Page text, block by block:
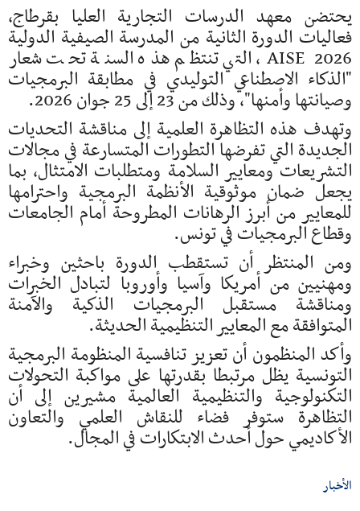
يحتضن معهد الدرسات التجارية العليا بقرطاج،
فعاليات الدورة الثانية من المدرسة الصيفية الدولية
AISE 2026، التي تنتظم هذه السنة تحت شعار
"الذكاء الاصطناعي التوليدي في مطابقة البرمجيات
وصيانتها وأمنها"، وذلك من 23 إلى 25 جوان 2026.
وتهدف هذه التظاهرة العلمية إلى مناقشة التحديات
الجديدة التي تفرضها التطورات المتسارعة في مجالات
التشريعات ومعايير السلامة ومتطلبات الامتثال، بما
يجعل ضمان موثوقية الأنظمة البرمجية واحترامها
للمعايير من أبرز الرهانات المطروحة أمام الجامعات
وقطاع البرمجيات في تونس.
ومن المنتظر أن تستقطب الدورة باحثين وخبراء
ومهنيين من أمريكا وآسيا وأوروبا لتبادل الخبرات
ومناقشة مستقبل البرمجيات الذكية والآمنة
المتوافقة مع المعايير التنظيمية الحديثة.
وأكد المنظمون أن تعزيز تنافسية المنظومة البرمجية
التونسية يظل مرتبطا بقدرتها على مواكبة التحولات
التكنولوجية والتنظيمية العالمية مشيرين إلى أن
التظاهرة ستوفر فضاء للنقاش العلمي والتعاون
الأكاديمي حول أحدث الابتكارات في المجال.
الأخبار